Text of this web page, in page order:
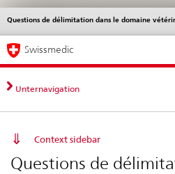
Navigation
directe:
actualités,
bases
contact
Actualités & Mises à
normes
Questions de délimitation dans le domaine
Service
Navigation
Swissmedic
Unternavigation
Context sidebar
Questions de